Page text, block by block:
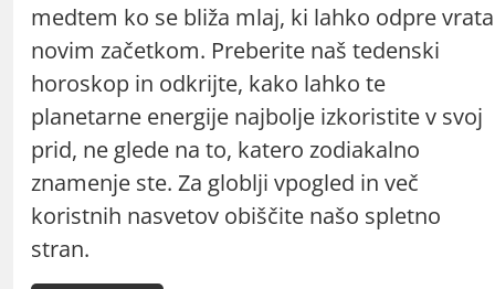
medtem ko se bliža mlaj, ki lahko odpre vrata
novim začetkom. Preberite naš tedenski
horoskop in odkrijte, kako lahko te
planetarne energije najbolje izkoristite v svoj
prid, ne glede na to, katero zodiakalno
znamenje ste. Za globlji vpogled in več
koristnih nasvetov obiščite našo spletno
stran.